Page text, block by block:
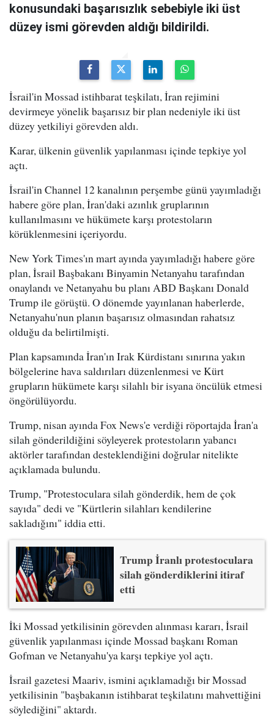
konusundaki başarısızlık sebebiyle iki üst
düzey ismi görevden aldığı bildirildi.
İsrail'in Mossad istihbarat teşkilatı, İran rejimini
devirmeye yönelik başarısız bir plan nedeniyle iki üst
düzey yetkiliyi görevden aldı.
Karar, ülkenin güvenlik yapılanması içinde tepkiye yol
açtı.
İsrail'in Channel 12 kanalının perşembe günü yayımladığı
habere göre plan, İran'daki azınlık gruplarının
kullanılmasını ve hükümete karşı protestoların
körüklenmesini içeriyordu.
New York Times'ın mart ayında yayımladığı habere göre
plan, İsrail Başbakanı Binyamin Netanyahu tarafından
onaylandı ve Netanyahu bu planı ABD Başkanı Donald
Trump ile görüştü. O dönemde yayınlanan haberlerde,
Netanyahu'nun planın başarısız olmasından rahatsız
olduğu da belirtilmişti.
Plan kapsamında İran'ın Irak Kürdistanı sınırına yakın
bölgelerine hava saldırıları düzenlenmesi ve Kürt
grupların hükümete karşı silahlı bir isyana öncülük etmesi
öngörülüyordu.
Trump, nisan ayında Fox News'e verdiği röportajda İran'a
silah gönderildiğini söyleyerek protestoların yabancı
aktörler tarafından desteklendiğini doğrular nitelikte
açıklamada bulundu.
Trump, "Protestoculara silah gönderdik, hem de çok
sayıda" dedi ve "Kürtlerin silahları kendilerine
sakladığını" iddia etti.
Trump İranlı protestoculara
silah gönderdiklerini itiraf
etti
İki Mossad yetkilisinin görevden alınması kararı, İsrail
güvenlik yapılanması içinde Mossad başkanı Roman
Gofman ve Netanyahu'ya karşı tepkiye yol açtı.
İsrail gazetesi Maariv, ismini açıklamadığı bir Mossad
yetkilisinin "başbakanın istihbarat teşkilatını mahvettiğini
söylediğini" aktardı.